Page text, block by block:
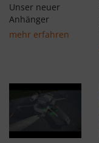
Unser neuer
Anhänger
mehr erfahren